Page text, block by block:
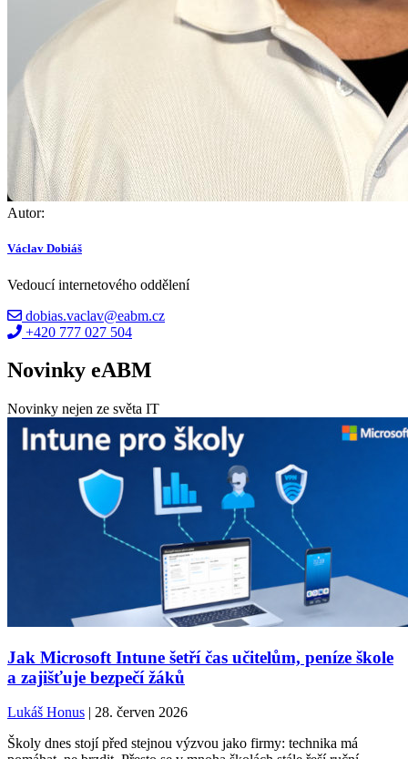
Autor:
Václav Dobiáš
Vedoucí internetového oddělení
dobias.vaclav@eabm.cz
+420 777 027 504
Novinky eABM
Novinky nejen ze světa IT
Jak Microsoft Intune šetří čas učitelům, peníze škole
a zajišťuje bezpečí žáků
Lukáš Honus | 28. červen 2026
Školy dnes stojí před stejnou výzvou jako firmy: technika má